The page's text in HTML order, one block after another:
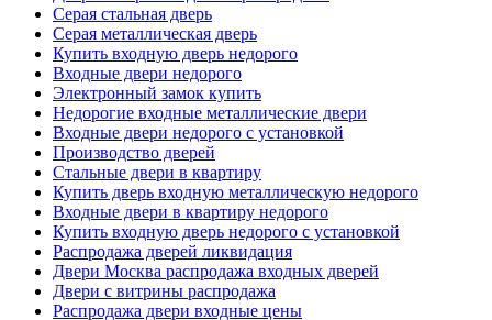
Серая стальная дверь
Серая металлическая дверь
Купить входную дверь недорого
Входные двери недорого
Электронный замок купить
Недорогие входные металлические двери
Входные двери недорого с установкой
Производство дверей
Стальные двери в квартиру
Купить дверь входную металлическую недорого
Входные двери в квартиру недорого
Купить входную дверь недорого с установкой
Распродажа дверей ликвидация
Двери Москва распродажа входных дверей
Двери с витрины распродажа
Распродажа двери входные цены